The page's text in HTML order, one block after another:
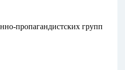
пропагандистских групп